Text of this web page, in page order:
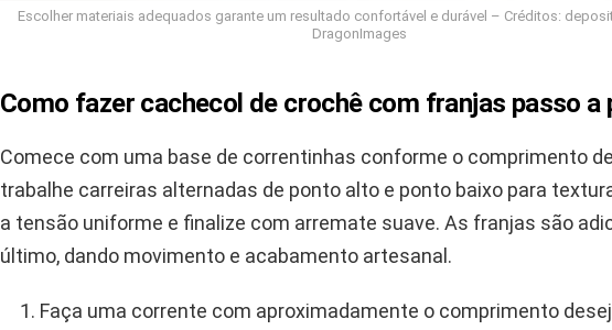
Escolher materiais adequados garante um resultado confortável e durável – Créditos:
DragonImages
Como fazer cachecol de crochê com franjas passo a
Comece com uma base de correntinhas conforme o comprimento
trabalhe carreiras alternadas de ponto alto e ponto baixo para
a tensão uniforme e finalize com arremate suave. As franjas são
último, dando movimento e acabamento artesanal.
Faça uma corrente com aproximadamente o comprimento